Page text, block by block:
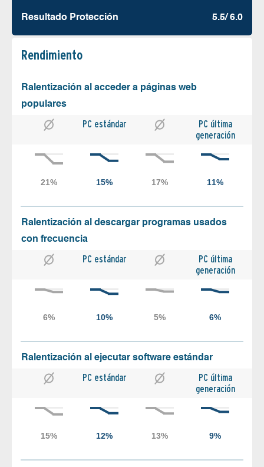
Resultado Protección 5.5/ 6.0
Rendimiento
Ralentización al acceder a páginas web
populares
PC estándar
PC última
generación
Ralentización al descargar programas usados
con frecuencia
PC estándar
PC última
generación
Ralentización al ejecutar software estándar
PC estándar
PC última
generación